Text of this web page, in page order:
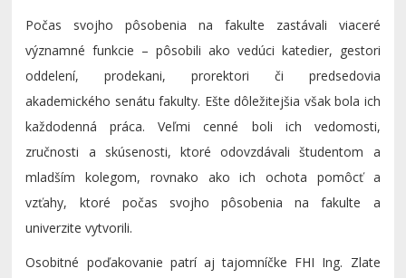
Počas svojho pôsobenia na fakulte zastávali viaceré
významné funkcie – pôsobili ako vedúci katedier, gestori
oddelení, prodekani, prorektori či predsedovia
akademického senátu fakulty. Ešte dôležitejšia však bola ich
každodenná práca. Veľmi cenné boli ich vedomosti,
zručnosti a skúsenosti, ktoré odovzdávali študentom a
mladším kolegom, rovnako ako ich ochota pomôcť a
vzťahy, ktoré počas svojho pôsobenia na fakulte a
univerzite vytvorili.
Osobitné poďakovanie patrí aj tajomníčke FHI Ing. Zlate